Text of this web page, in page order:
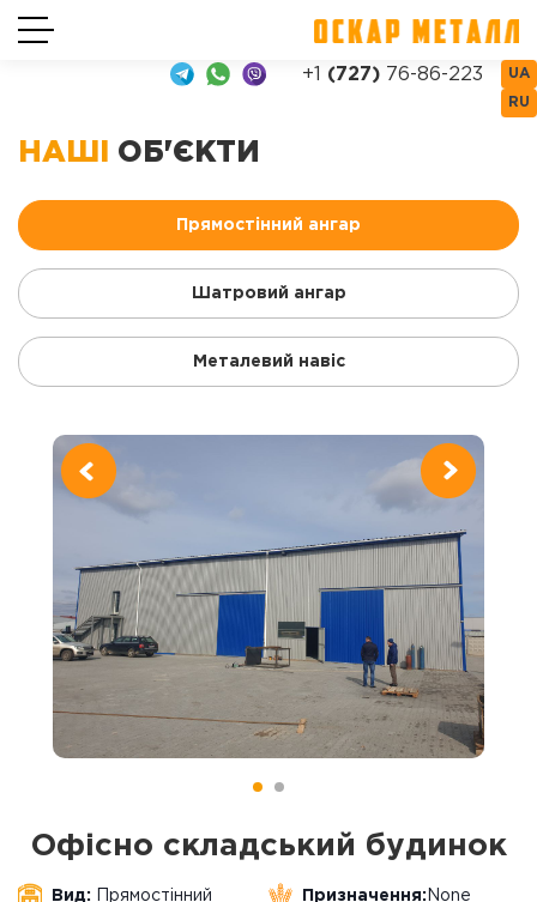
+1 (727) 76-86-223 UA
RU
НАШІ ОБ'ЄКТИ
Прямостінний ангар
Шатровий ангар
Металевий навіс
Офісно складський будинок
Вид: Прямостінний
Призначення: None